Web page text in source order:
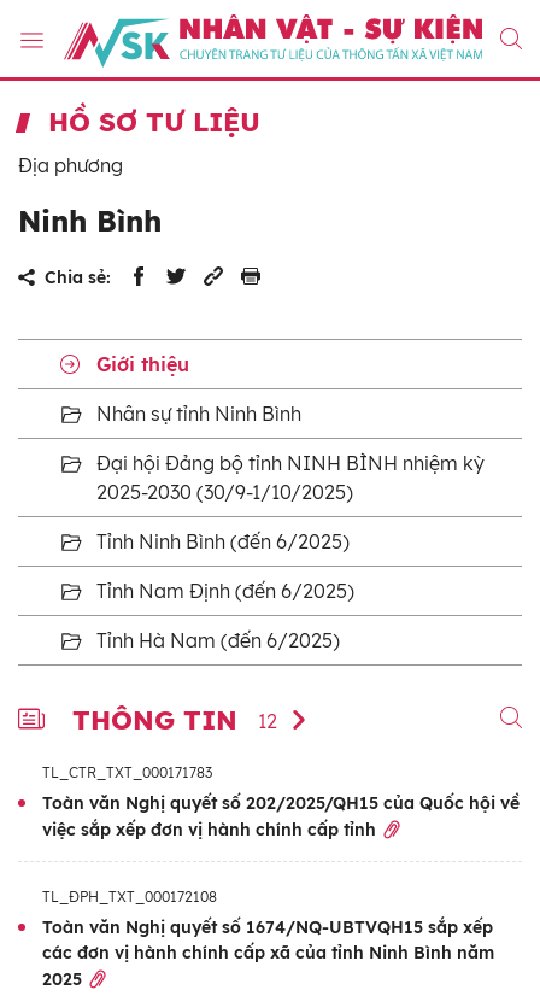
HỒ SƠ TƯ LIỆU
Địa phương
Ninh Bình
Chia sẻ:
Giới thiệu
Nhân sự tỉnh Ninh Bình
Đại hội Đảng bộ tỉnh NINH BÌNH nhiệm kỳ
2025-2030 (30/9-1/10/2025)
Tỉnh Ninh Bình (đến 6/2025)
Tỉnh Nam Định (đến 6/2025)
Tỉnh Hà Nam (đến 6/2025)
THÔNG TIN 12
TL_CTR_TXT_000171783
Toàn văn Nghị quyết số 202/2025/QH15 của Quốc hội về
việc sắp xếp đơn vị hành chính cấp tỉnh
TL_ĐPH_TXT_000172108
Toàn văn Nghị quyết số 1674/NQ-UBTVQH15 sắp xếp
các đơn vị hành chính cấp xã của tỉnh Ninh Bình năm
2025